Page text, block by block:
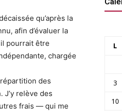
qu’après la
afin d’évaluer la
pourrait être
chargée
des
relève des
frais — qui me
L
3
10